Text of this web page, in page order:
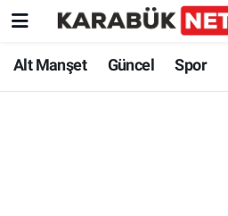
Alt Manşet Güncel Spor